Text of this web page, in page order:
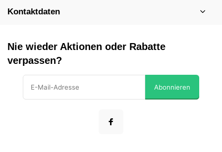
Kontaktdaten
Nie wieder Aktionen oder Rabatte
verpassen?
Abonnieren